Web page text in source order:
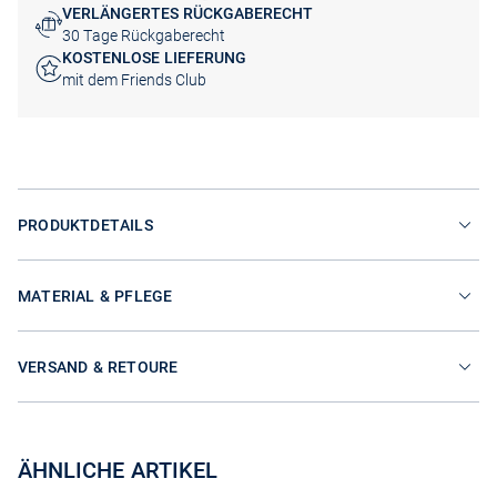
VERLÄNGERTES RÜCKGABERECHT
30 Tage Rückgaberecht
KOSTENLOSE LIEFERUNG
mit dem Friends Club
PRODUKTDETAILS
MATERIAL & PFLEGE
VERSAND & RETOURE
ÄHNLICHE ARTIKEL